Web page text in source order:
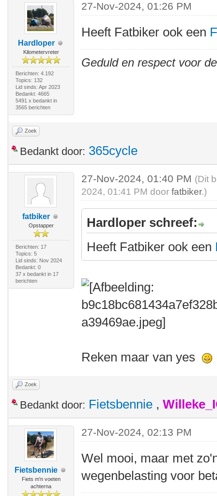
Hardloper
Kilometervreter
Berichten: 4.192
Topics: 132
Lid sinds: Apr 2023
Bedankt: 4665
5491 x bedankt in
3565 berichten
27-Nov-2024, 01:26 PM
Heeft Fatbiker ook een
Geduld en respect voor
Zoek
Bedankt door: 365cycle
fatbiker
Opstapper
Berichten: 17
Topics: 5
Lid sinds: Nov 2024
Bedankt: 0
37 x bedankt in 17
berichten
27-Nov-2024, 01:40 PM (Dit
2024, 01:41 PM doorfatbiker.)
Hardloper schreef:
Heeft Fatbiker ook een
Reken maar van yes
Zoek
Bedankt door: Fietsbennie ,
Fietsbennie
Fiets m'n voeten
achterna
27-Nov-2024, 02:13 PM
Wel mooi, maar met
wegenbelasting voor